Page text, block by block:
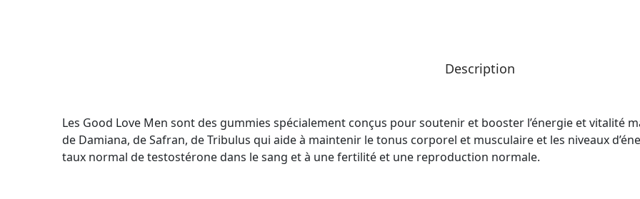
Description
Les Good Love Men sont des gummies spécialement conçus pour soutenir et booster l’énergie et vitalité
de Damiana, de Safran, de Tribulus qui aide à maintenir le tonus corporel et musculaire et les niveaux
taux normal de testostérone dans le sang et à une fertilité et une reproduction normale.